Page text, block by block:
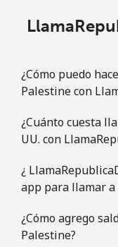
¿Cómo puedo
Palestine con
¿Cuánto cuesta
UU. con
¿
app para llamar a
¿Cómo agrego
Palestine?